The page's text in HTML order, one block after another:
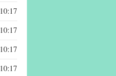
10:17:39,98
10:17:40,10
10:17:40,83
10:17:40,88